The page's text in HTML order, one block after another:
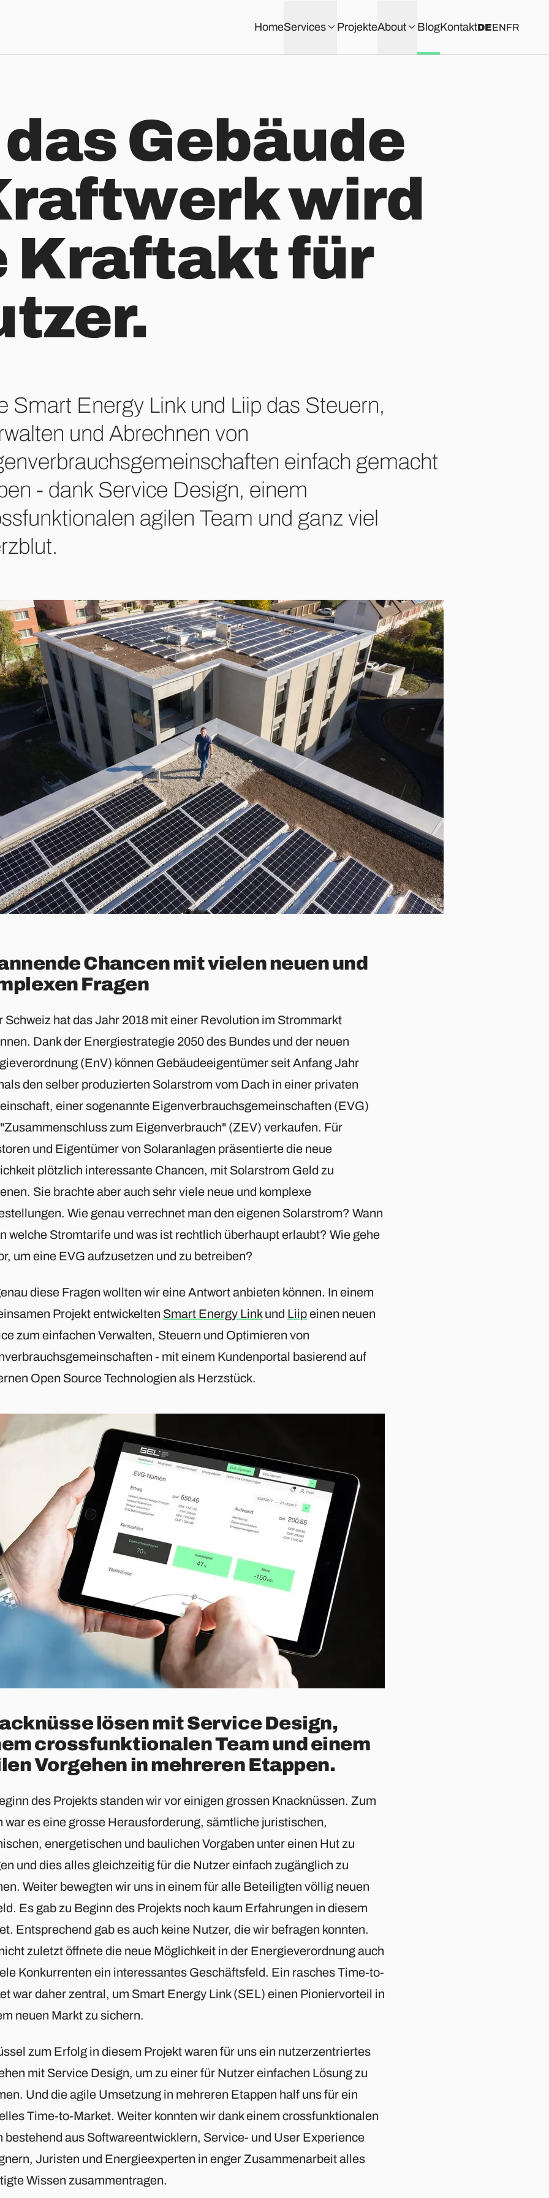
HomeServices ProjekteAbout BlogKontaktDEENFR
Gebäude
wird
Kraftakt für
Smart Energy Link und Liip das Steuern,
und Abrechnen von
einfach gemacht
- dank Service Design, einem
agilen Team und ganz viel
Chancen mit vielen neuen und
Fragen
Schweiz hat das Jahr 2018 mit einer Revolution im Strommarkt
Dank der Energiestrategie 2050 des Bundes und der neuen
(EnV) können Gebäudeeigentümer seit Anfang Jahr
den selber produzierten Solarstrom vom Dach in einer privaten
einer sogenannte Eigenverbrauchsgemeinschaften (EVG)
zum Eigenverbrauch" (ZEV) verkaufen. Für
und Eigentümer von Solaranlagen präsentierte die neue
plötzlich interessante Chancen, mit Solarstrom Geld zu
Sie brachte aber auch sehr viele neue und komplexe
Wie genau verrechnet man den eigenen Solarstrom? Wann
welche Stromtarife und was ist rechtlich überhaupt erlaubt? Wie gehe
um eine EVG aufzusetzen und zu betreiben?
diese Fragen wollten wir eine Antwort anbieten können. In einem
Projekt entwickelten Smart Energy Linkund Liipeinen neuen
zum einfachen Verwalten, Steuern und Optimieren von
- mit einem Kundenportal basierend auf
Open Source Technologien als Herzstück.
lösen mit Service Design,
crossfunktionalen Team und einem
Vorgehen in mehreren Etappen.
des Projekts standen wir vor einigen grossen Knacknüssen. Zum
war es eine grosse Herausforderung, sämtliche juristischen,
energetischen und baulichen Vorgaben unter einen Hut zu
und dies alles gleichzeitig für die Nutzer einfach zugänglich zu
Weiter bewegten wir uns in einem für alle Beteiligten völlig neuen
Es gab zu Beginn des Projekts noch kaum Erfahrungen in diesem
Entsprechend gab es auch keine Nutzer, die wir befragen konnten.
zuletzt öffnete die neue Möglichkeit in der Energieverordnung auch
Konkurrenten ein interessantes Geschäftsfeld. Ein rasches Time-to-
war daher zentral, um Smart Energy Link (SEL) einen Pioniervorteil in
neuen Markt zu sichern.
zum Erfolg in diesem Projekt waren für uns ein nutzerzentriertes
mit Service Design, um zu einer für Nutzer einfachen Lösung zu
Und die agile Umsetzung in mehreren Etappen half uns für ein
Time-to-Market. Weiter konnten wir dank einem crossfunktionalen
bestehend aus Softwareentwicklern, Service- und User Experience
Juristen und Energieexperten in enger Zusammenarbeit alles
Wissen zusammentragen.